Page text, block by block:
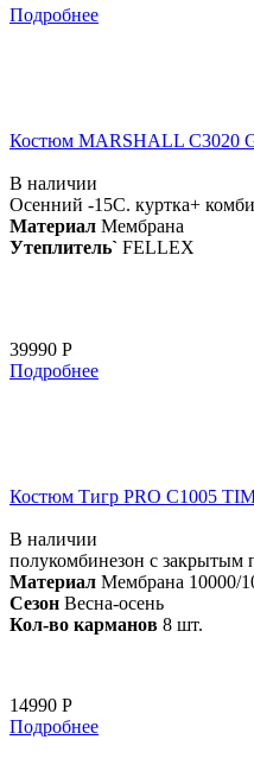
Подробнее
Костюм MARSHALL С3020
В наличии
Осенний -15С. куртка+
Материал Мембрана
Утеплитель` FELLEX
39990 Р
Подробнее
Костюм Тигр PRO C1005
В наличии
полукомбинезон с закрытым
Материал Мембрана 10000/
Сезон Весна-осень
Кол-во карманов 8 шт.
14990 Р
Подробнее